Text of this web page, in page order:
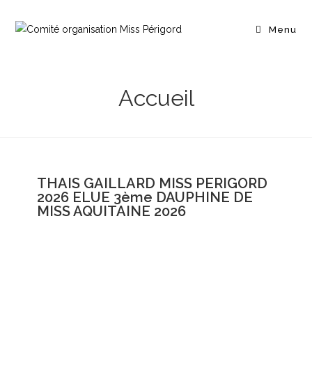
Menu
Accueil
THAIS GAILLARD MISS PERIGORD
2026 ELUE 3ème DAUPHINE DE
MISS AQUITAINE 2026